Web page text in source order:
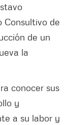
Consultivo de
de un
la
conocer sus
y
a su labor y